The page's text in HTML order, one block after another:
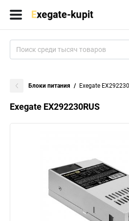
Блоки питания Exegate
Exegate EX292230RUS